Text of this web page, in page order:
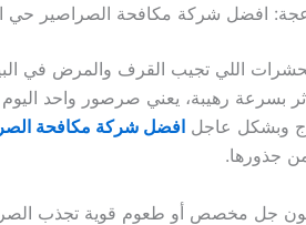
افضل شركة مكافحة الصراصير حي
اللي تجيب القرف والمرض في
بسرعة رهيبة، يعني صرصور واحد
وبشكل عاجل افضل شركة مكافحة
جذورها.
جل مخصص أو طعوم قوية تجذب